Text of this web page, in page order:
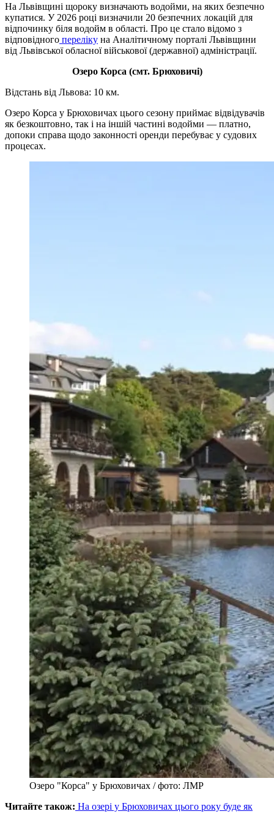
На Львівщині щороку визначають водойми, на яких безпечно
купатися. У 2026 році визначили 20 безпечних локацій для
відпочинку біля водойм в області. Про це стало відомо з
відповідного переліку на Аналітичному порталі Львівщини
від Львівської обласної військової (державної) адміністрації.
Озеро Корса (смт. Брюховичі)
Відстань від Львова: 10 км.
Озеро Корса у Брюховичах цього сезону приймає відвідувачів
як безкоштовно, так і на іншій частині водойми — платно,
допоки справа щодо законності оренди перебуває у судових
процесах.
Озеро "Корса" у Брюховичах / фото: ЛМР
Читайте також: На озері у Брюховичах цього року буде як